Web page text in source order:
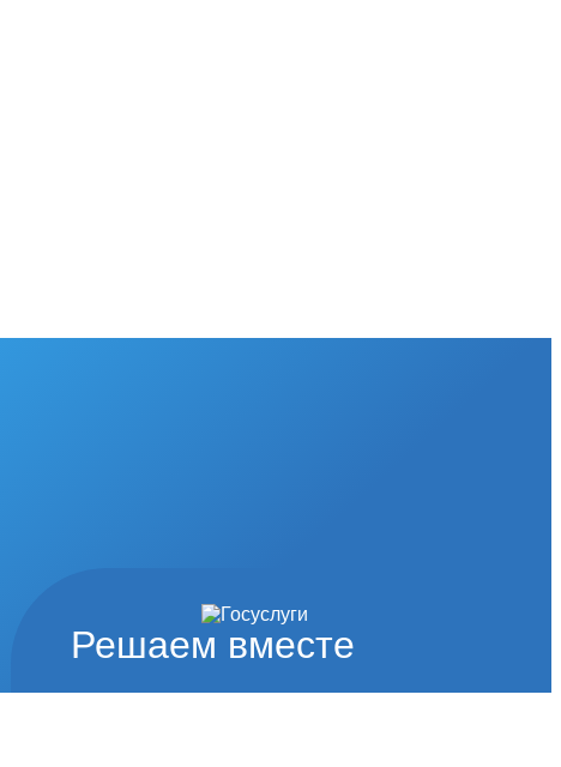
Решаем вместе